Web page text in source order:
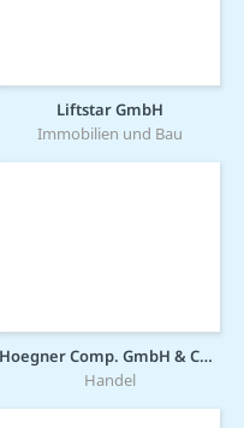
Liftstar GmbH
Immobilien und Bau
Hoegner Comp. GmbH & Co. KG
Handel